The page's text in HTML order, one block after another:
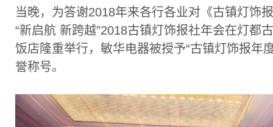
当晚，为答谢2018年来各行各业对《古镇灯饰
“新启航 新跨越”2018古镇灯饰报社年会在灯都
饭店隆重举行，敏华电器被授予“古镇灯饰报年
誉称号。